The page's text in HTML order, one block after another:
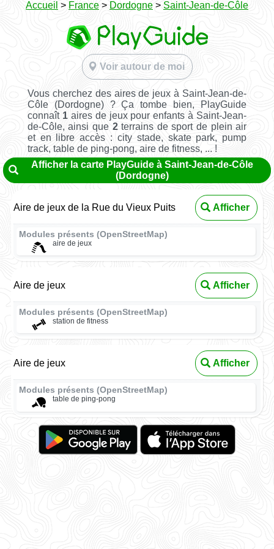
Accueil > France > Dordogne > Saint-Jean-de-Côle
Voir autour de moi
Vous cherchez des aires de jeux à Saint-Jean-de-
Côle (Dordogne) ? Ça tombe bien, PlayGuide
connaît 1aires de jeux pour enfants à Saint-Jean-
de-Côle, ainsi que 2terrains de sport de plein air
et en libre accès : city stade, skate park, pump
track, table de ping-pong, aire de fitness, ... !
Afficher la carte PlayGuide à Saint-Jean-de-Côle
(Dordogne)
Aire de jeux de la Rue du Vieux Puits Afficher
Modules présents (OpenStreetMap)
aire de jeux
Aire de jeux Afficher
Modules présents (OpenStreetMap)
station de fitness
Aire de jeux Afficher
Modules présents (OpenStreetMap)
table de ping-pong